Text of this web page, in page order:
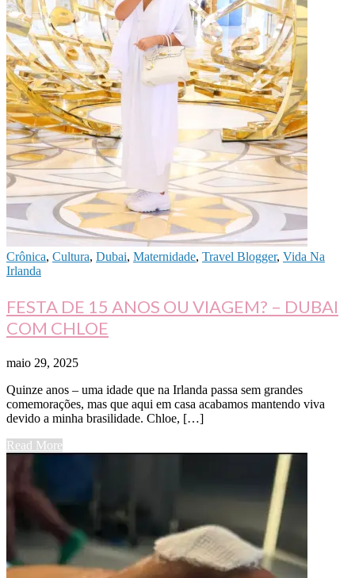
Crônica, Cultura, Dubai, Maternidade, Travel Blogger, Vida Na
Irlanda
FESTA DE 15 ANOS OU VIAGEM? – DUBAI
COM CHLOE
maio 29, 2025
Quinze anos – uma idade que na Irlanda passa sem grandes
comemorações, mas que aqui em casa acabamos mantendo viva
devido a minha brasilidade. Chloe, […]
Read More